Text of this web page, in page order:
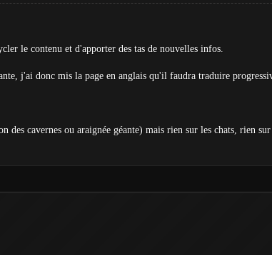
le contenu et d'apporter des tas de nouvelles infos.
j'ai donc mis la page en anglais qu'il faudra traduire
des cavernes ou araignée géante) mais rien sur les chats, rien